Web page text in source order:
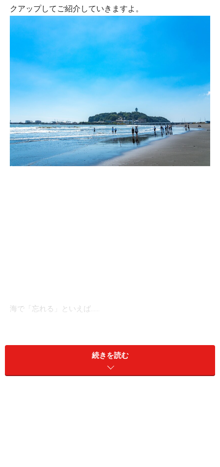
クアップしてご紹介していきますよ。
海で「忘れる」といえば……
水着と着替えは「セット」でどうぞ
夏には、水に濡れることも多くあります。海、プール、
続きを読む